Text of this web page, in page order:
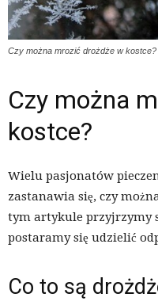
Czy można mrozić drożdże w kostce?
Czy można
kostce?
Wielu pasjonatów
zastanawia się, czy
tym artykule przyjrzymy
postaramy się udzielić
Co to są